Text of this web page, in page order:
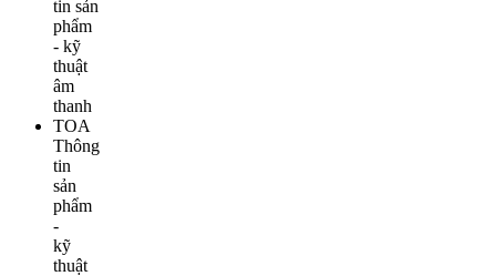
Thông
tin
sản
phẩm
-
kỹ
thuật